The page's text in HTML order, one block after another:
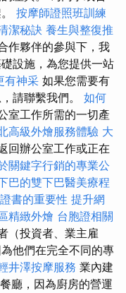
按摩師證照班訓練
潔秘訣 養生與整復推
作夥伴的參與下，我
設施，為您提供一站
有神采 如果您需要有
請聯繫我們。 如何
室工作所需的一切產
高級外燴服務體驗 大
回辦公室工作或正在
關鍵字行銷的專業公
巴的雙下巴醫美療程
書的重要性 提升網
精緻外燴 台胞證相關
（投資者、業主雇
他們在完全不同的專
井澤按摩服務 業內建
廳，因為廚房的營運